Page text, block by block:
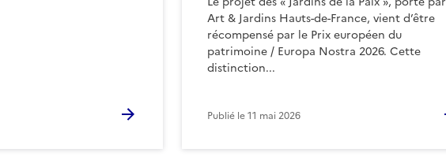
Art & Jardins Hauts-de-France, vient d’être
récompensé par le Prix européen du
patrimoine / Europa Nostra 2026. Cette
distinction...
Publié le11 mai 2026